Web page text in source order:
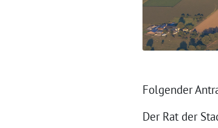
Folgender
Der Rat der